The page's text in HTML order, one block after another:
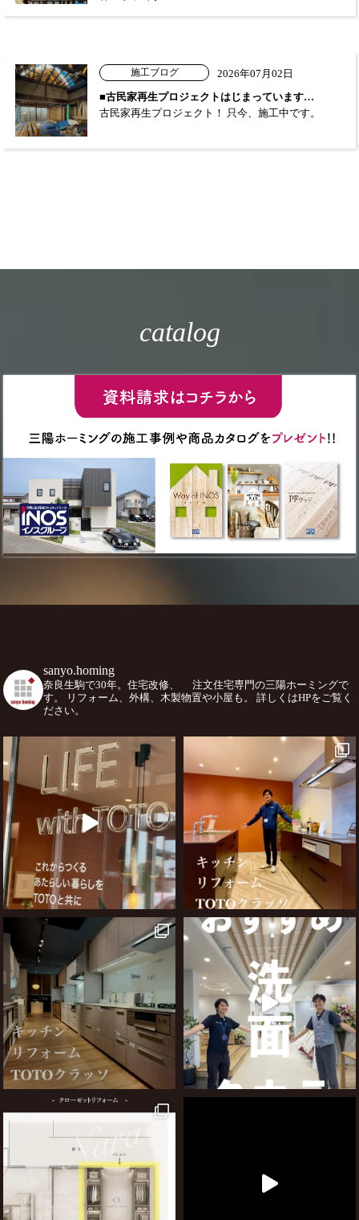
施工ブログ
2026年07月02日
■古民家再生プロジェクトはじまっています…
古民家再生プロジェクト！ 只今、施工中です。
catalog
sanyo.homing
奈良生駒で30年。住宅改修、
注文住宅専門の三陽ホーミングで
す。
リフォーム、外構、木製物置や小屋も。
詳しくはHPをご覧く
ださい。